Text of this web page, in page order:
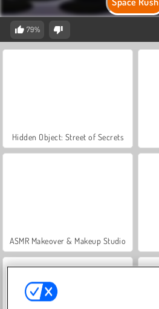
79%
Hidden Object: Street of Secrets
ASMR Makeover & Makeup Studio